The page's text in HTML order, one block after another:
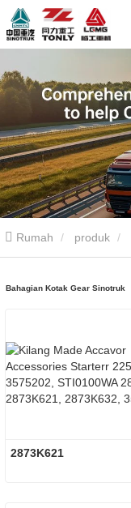
Rumah produk
Bahagian Kotak Gear Sinotruk
2873K621